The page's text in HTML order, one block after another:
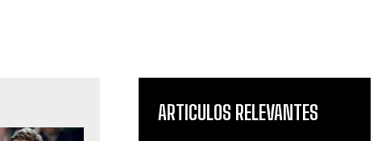
ARTICULOS RELEVANTES